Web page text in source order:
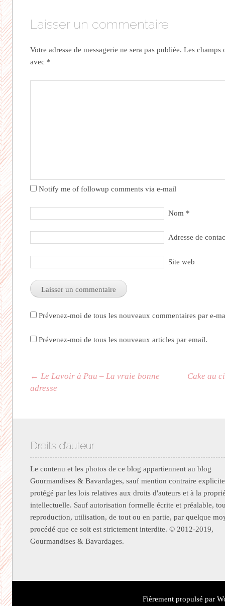
Laisser un commentaire
Votre adresse de messagerie ne sera pas publiée. Les champs
avec *
Notify me of followup comments via e-mail
Nom *
Adresse de
Site web
Prévenez-moi de tous les nouveaux commentaires par e-
Prévenez-moi de tous les nouveaux articles par email.
Navigation des articles
← Le Lavoir à Pau – La vraie bonne
adresse
Cake au
Droits d’auteur
Le contenu et les photos de ce blog appartiennent au blog
Gourmandises & Bavardages, sauf mention contraire
protégé par les lois relatives aux droits d'auteurs et à la
intellectuelle. Sauf autorisation formelle écrite et préalable,
reproduction, utilisation, de tout ou en partie, par quelque
procédé que ce soit est strictement interdite. © 2012-2019,
Gourmandises & Bavardages.
Fièrement propulsé par